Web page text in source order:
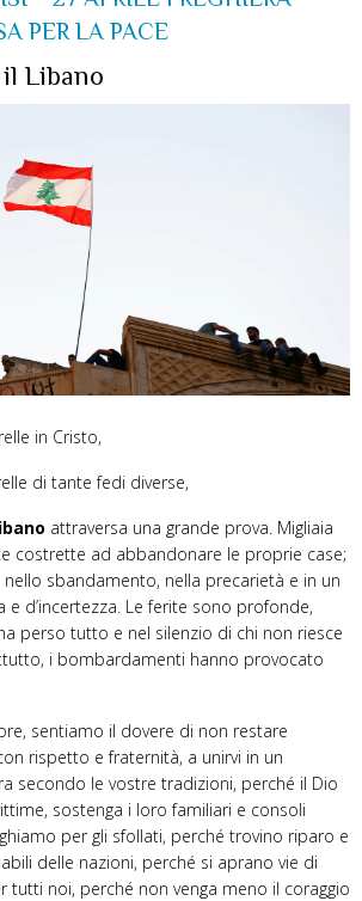
PER LA PACE
Libano
in Cristo,
di tante fedi diverse,
attraversa una grande prova. Migliaia
costrette ad abbandonare le proprie case;
nello sbandamento, nella precarietà e in un
e d’incertezza. Le ferite sono profonde,
perso tutto e nel silenzio di chi non riesce
i bombardamenti hanno provocato
sentiamo il dovere di non restare
rispetto e fraternità, a unirvi in un
secondo le vostre tradizioni, perché il Dio
sostenga i loro familiari e consoli
per gli sfollati, perché trovino riparo e
delle nazioni, perché si aprano vie di
tutti noi, perché non venga meno il coraggio